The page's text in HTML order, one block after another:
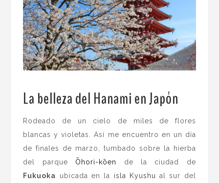
La belleza del Hanami en Japón
Rodeado de un cielo de miles de flores
blancas y violetas. Así me encuentro en un día
de finales de marzo, tumbado sobre la hierba
del parque Ōhori-kōen de la ciudad de
Fukuoka ubicada en la isla Kyushu al sur del